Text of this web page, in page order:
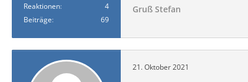
Reaktionen
4
Beiträge
69
Gruß Stefan
21. Oktober 2021